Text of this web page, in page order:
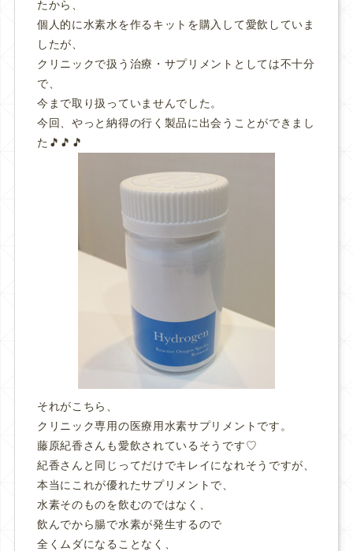
たから、
個人的に水素水を作るキットを購入して愛飲していま
したが、
クリニックで扱う治療・サプリメントとしては不十分
で、
今まで取り扱っていませんでした。
今回、やっと納得の行く製品に出会うことができまし
た🎵🎵🎵
それがこちら、
クリニック専用の医療用水素サプリメントです。
藤原紀香さんも愛飲されているそうです♡
紀香さんと同じってだけでキレイになれそうですが、
本当にこれが優れたサプリメントで、
水素そのものを飲むのではなく、
飲んでから腸で水素が発生するので
全くムダになることなく、